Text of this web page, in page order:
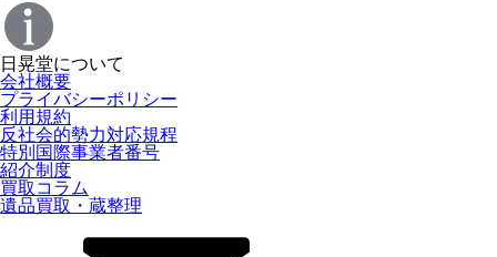
日晃堂について
会社概要
プライバシーポリシー
利用規約
反社会的勢力対応規程
特別国際事業者番号
紹介制度
買取コラム
遺品買取・蔵整理